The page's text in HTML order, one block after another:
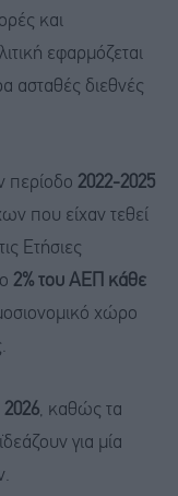
και
εφαρμόζεται
ασταθές διεθνές
περίοδο 2022-2025
που είχαν τεθεί
Ετήσιες
2% του ΑΕΠ κάθε
χώρο
2026, καθώς τα
για μία